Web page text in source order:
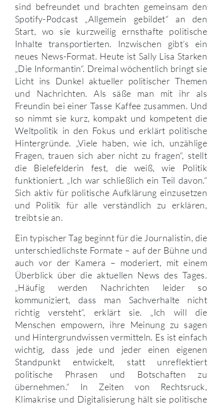
sind befreundet und brachten gemeinsam den
Spotify-Podcast „Allgemein gebildet“ an den
Start, wo sie kurzweilig ernsthafte politische
Inhalte transportierten. Inzwischen gibt’s ein
neues News-Format. Heute ist Sally Lisa Starken
„Die Informantin“. Dreimal wöchentlich bringt sie
Licht ins Dunkel aktueller politischer Themen
und Nachrichten. Als säße man mit ihr als
Freundin bei einer Tasse Kaffee zusammen. Und
so nimmt sie kurz, kompakt und kompetent die
Weltpolitik in den Fokus und erklärt politische
Hintergründe. „Viele haben, wie ich, unzählige
Fragen, trauen sich aber nicht zu fragen“, stellt
die Bielefelderin fest, die weiß, wie Politik
funktioniert. „Ich war schließlich ein Teil davon.“
Sich aktiv für politische Aufklärung einzusetzen
und Politik für alle verständlich zu erklären,
treibt sie an.
Ein typischer Tag beginnt für die Journalistin, die
unterschiedlichste Formate – auf der Bühne und
auch vor der Kamera – moderiert, mit einem
Überblick über die aktuellen News des Tages.
„Häufig werden Nachrichten leider so
kommuniziert, dass man Sachverhalte nicht
richtig versteht“, erklärt sie. „Ich will die
Menschen empowern, ihre Meinung zu sagen
und Hintergrundwissen vermitteln. Es ist einfach
wichtig, dass jede und jeder einen eigenen
Standpunkt entwickelt, statt unreflektiert
politische Phrasen und Botschaften zu
übernehmen.“ In Zeiten von Rechtsruck,
Klimakrise und Digitalisierung hält sie politische